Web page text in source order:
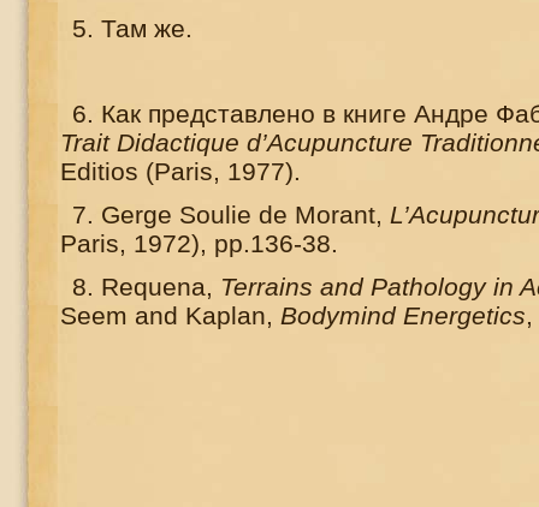
5. Там же.
6. Как представлено в книге Андре
Trait Didactique d’Acupuncture
Editios (Paris, 1977).
7. Gerge Soulie de Morant,
Paris, 1972), pp.136-38.
8. Requena, Terrains and Pathology in
Seem and Kaplan, Bodymind Energetics